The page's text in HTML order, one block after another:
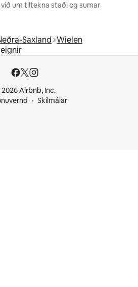
um tiltekna staði og sumar
Saxland Wielen
Airbnb, Inc.
Skilmálar